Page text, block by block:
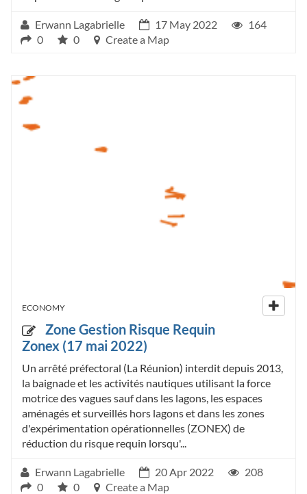
Erwann Lagabrielle 17 May 2022
164
0
0 Create a Map
ECONOMY
Zone Gestion Risque Requin
Zonex (17 mai 2022)
Un arrêté préfectoral (La Réunion) interdit depuis 2013,
la baignade et les activités nautiques utilisant la force
motrice des vagues sauf dans les lagons, les espaces
aménagés et surveillés hors lagons et dans les zones
d'expérimentation opérationnelles (ZONEX) de
réduction du risque requin lorsqu'...
Erwann Lagabrielle 20 Apr 2022
208
0
0 Create a Map